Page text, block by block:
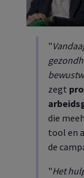
"
zegt
die
tool en
de
"Het